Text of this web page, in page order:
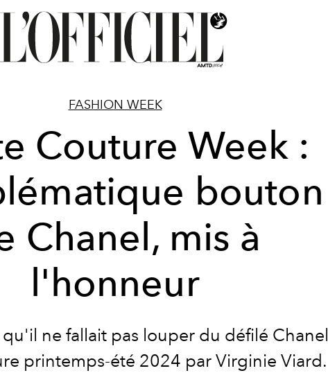
FASHION WEEK
Couture Week :
bouton
Chanel, mis à
l'honneur
ne fallait pas louper du défilé Chanel
printemps-été 2024 par Virginie Viard.